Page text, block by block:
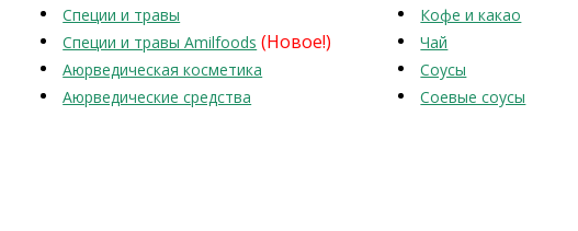
Специи и травы
Специи и травы Amilfoods (Новое!)
Аюрведическая косметика
Аюрведические средства
Кофе и какао
Чай
Соусы
Соевые соусы